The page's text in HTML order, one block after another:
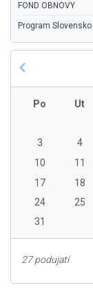
FOND OBNOVY
Program Slovensko
Po Ut
3
4
10
11
17
18
24
25
31
27 podujatí